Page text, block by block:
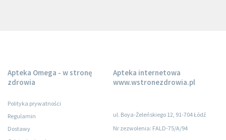
Apteka Omega - w stronę
zdrowia
Polityka prywatności
Regulamin
Dostawy
Apteka internetowa
www.wstronezdrowia.pl
ul. Boya-Żeleńskiego 12, 91-704 Łódź
Nr zezwolenia: FALD-75/A/94